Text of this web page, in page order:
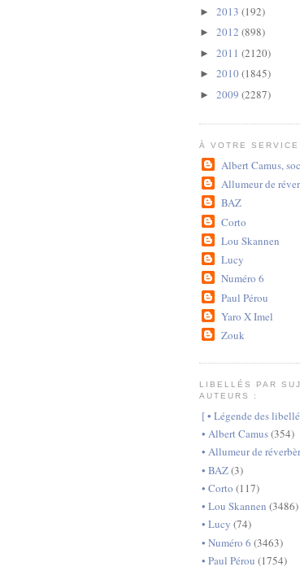
► 2013 (192)
► 2012 (898)
► 2011 (2120)
► 2010 (1845)
► 2009 (2287)
À VOTRE SERVICE
Albert Camus,
Allumeur de
BAZ
Corto
Lou Skannen
Lucy
Numéro 6
Paul Pérou
Yaro X Imel
Zouk
LIBELLÉS PAR
AUTEURS :
[ • Légende des
• Albert Camus(354)
• Allumeur de
• BAZ(3)
• Corto (117)
• Lou Skannen (3486)
• Lucy (74)
• Numéro 6 (3463)
• Paul Pérou (1754)